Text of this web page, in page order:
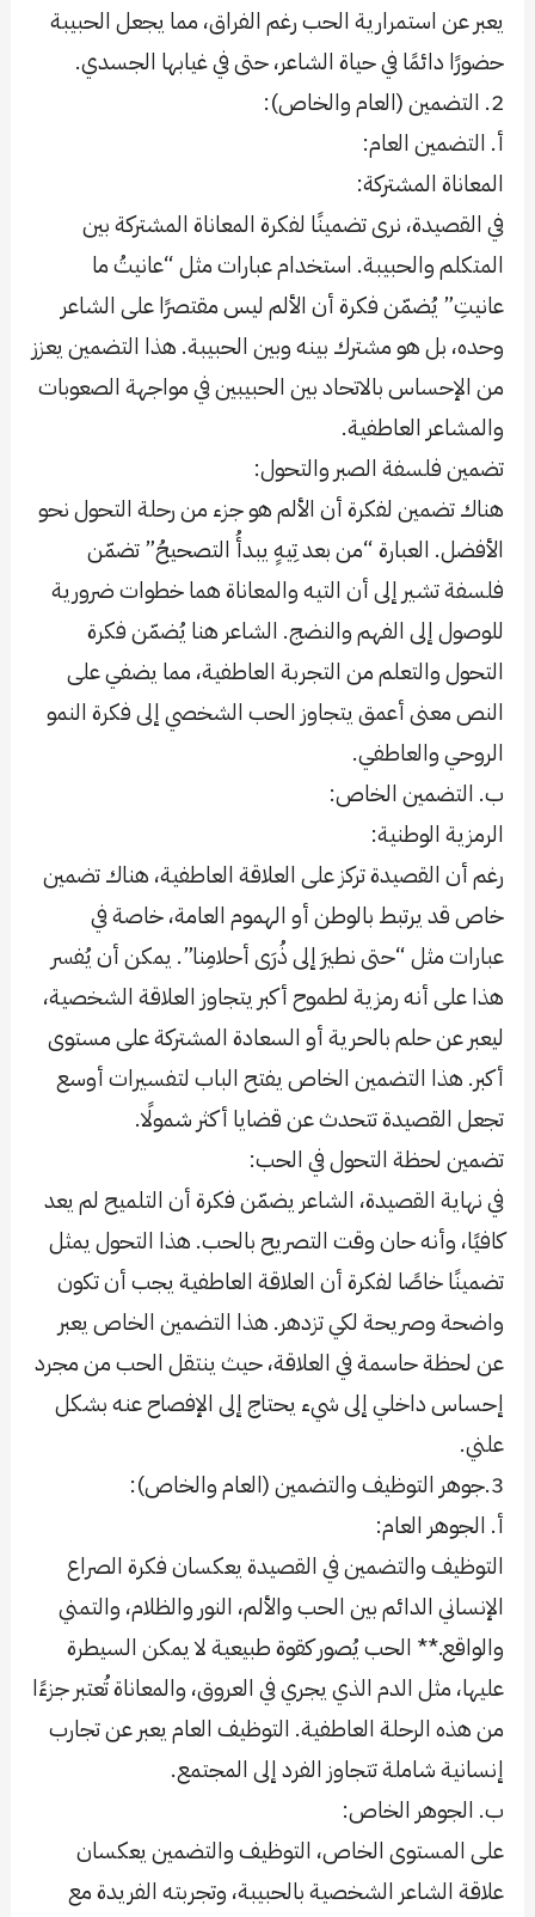
يعبر عن استمرارية الحب رغم الفراق، مما يجعل الحبيبة
حضورًا دائمًا في حياة الشاعر، حتى في غيابها الجسدي.
2. التضمين (العام والخاص):
أ. التضمين العام:
المعاناة المشتركة:
في القصيدة، نرى تضمينًا لفكرة المعاناة المشتركة بين
المتكلم والحبيبة. استخدام عبارات مثل “عانيتُ ما
عانيتِ” يُضمّن فكرة أن الألم ليس مقتصرًا على الشاعر
وحده، بل هو مشترك بينه وبين الحبيبة. هذا التضمين يعزز
من الإحساس بالاتحاد بين الحبيبين في مواجهة الصعوبات
والمشاعر العاطفية.
تضمين فلسفة الصبر والتحول:
هناك تضمين لفكرة أن الألم هو جزء من رحلة التحول نحو
الأفضل. العبارة “من بعد تِيهٍ يبدأُ التصحيحُ” تضمّن
فلسفة تشير إلى أن التيه والمعاناة هما خطوات ضرورية
للوصول إلى الفهم والنضج. الشاعر هنا يُضمّن فكرة
التحول والتعلم من التجربة العاطفية، مما يضفي على
النص معنى أعمق يتجاوز الحب الشخصي إلى فكرة النمو
الروحي والعاطفي.
ب. التضمين الخاص:
الرمزية الوطنية:
رغم أن القصيدة تركز على العلاقة العاطفية، هناك تضمين
خاص قد يرتبط بالوطن أو الهموم العامة، خاصة في
عبارات مثل “حتى نطيرَ إلى ذُرَى أحلامِنا”. يمكن أن يُفسر
هذا على أنه رمزية لطموح أكبر يتجاوز العلاقة الشخصية،
ليعبر عن حلم بالحرية أو السعادة المشتركة على مستوى
أكبر. هذا التضمين الخاص يفتح الباب لتفسيرات أوسع
تجعل القصيدة تتحدث عن قضايا أكثر شمولًا.
تضمين لحظة التحول في الحب:
في نهاية القصيدة، الشاعر يضمّن فكرة أن التلميح لم يعد
كافيًا، وأنه حان وقت التصريح بالحب. هذا التحول يمثل
تضمينًا خاصًا لفكرة أن العلاقة العاطفية يجب أن تكون
واضحة وصريحة لكي تزدهر. هذا التضمين الخاص يعبر
عن لحظة حاسمة في العلاقة، حيث ينتقل الحب من مجرد
إحساس داخلي إلى شيء يحتاج إلى الإفصاح عنه بشكل
علني.
3.جوهر التوظيف والتضمين (العام والخاص):
أ. الجوهر العام:
التوظيف والتضمين في القصيدة يعكسان فكرة الصراع
الإنساني الدائم بين الحب والألم، النور والظلام، والتمني
والواقع.** الحب يُصور كقوة طبيعية لا يمكن السيطرة
عليها، مثل الدم الذي يجري في العروق، والمعاناة تُعتبر جزءًا
من هذه الرحلة العاطفية. التوظيف العام يعبر عن تجارب
إنسانية شاملة تتجاوز الفرد إلى المجتمع.
ب. الجوهر الخاص:
على المستوى الخاص، التوظيف والتضمين يعكسان
علاقة الشاعر الشخصية بالحبيبة، وتجربته الفريدة مع